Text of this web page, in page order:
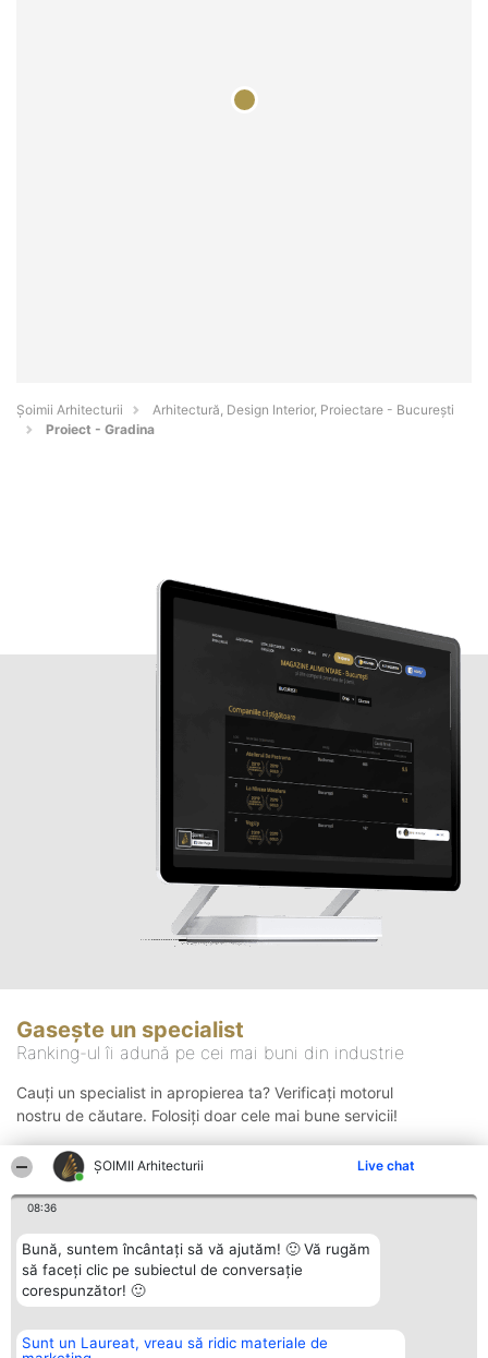
ȘOIMII Arhitecturii Live chat
08:36
Bună, suntem încântați să vă ajutăm! 🙂 Vă rugăm
să faceți clic pe subiectul de conversație
corespunzător! 🙂
Sunt un Laureat, vreau să ridic materiale de
Șoimii Arhitecturii
Arhitectură, Design Interior, Proiectare - Bucureşti
Proiect - Gradina
Gasește un specialist
Ranking-ul îi adună pe cei mai buni din industrie
Cauți un specialist in apropierea ta? Verificați motorul
nostru de căutare. Folosiți doar cele mai bune servicii!
Organizator Ranking Plebiscyt Contact